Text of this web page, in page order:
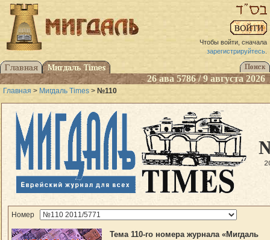
Чтобы войти, сначала
зарегистрируйтесь.
26 ава 5786 / 9 августа 2026
Главная > Мигдаль Times > №110
Номер
Тема 110-го номера журнала «Мигдаль